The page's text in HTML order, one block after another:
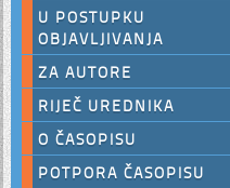
U POSTUPKU
OBJAVLJIVANJA
ZA AUTORE
RIJEČ UREDNIKA
O ČASOPISU
POTPORA ČASOPISU